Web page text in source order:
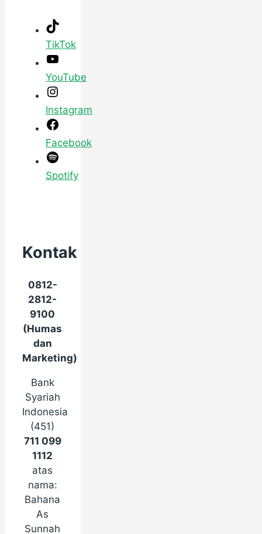
TikTok
YouTube
Instagram
Facebook
Spotify
Kontak
0812-
2812-
9100
(Humas
dan
Marketing)
Bank
Syariah
Indonesia
(451)
711 099
1112
atas
nama:
Bahana
As
Sunnah